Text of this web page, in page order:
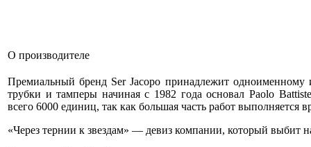
О производителе
Премиальный бренд Ser Jacopo принадлежит
трубки и тамперы начиная с 1982 года основал Paolo
всего 6000 единиц, так как большая часть работ выполняется
«Через тернии к звездам» — девиз компании, который выбит